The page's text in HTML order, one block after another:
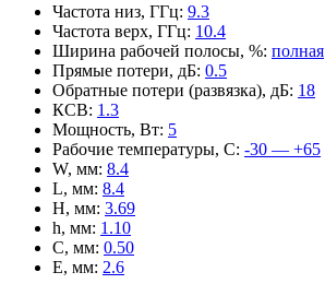
Частота низ, ГГц: 9.3
Частота верх, ГГц: 10.4
Ширина рабочей полосы, %: полная
Прямые потери, дБ: 0.5
Обратные потери (развязка), дБ: 18
КСВ: 1.3
Мощность, Вт: 5
Рабочие температуры, С: -30 — +65
W, мм: 8.4
L, мм: 8.4
H, мм: 3.69
h, мм: 1.10
C, мм: 0.50
E, мм: 2.6